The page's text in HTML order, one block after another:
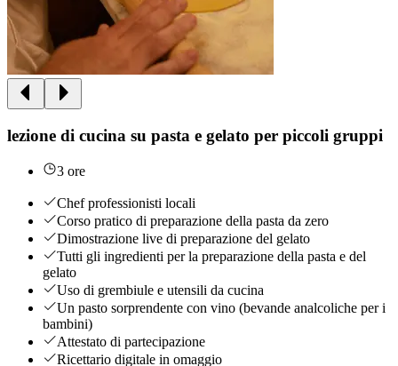
lezione di cucina su pasta e gelato per piccoli gruppi
3 ore
Chef professionisti locali
Corso pratico di preparazione della pasta da zero
Dimostrazione live di preparazione del gelato
Tutti gli ingredienti per la preparazione della pasta e del
gelato
Uso di grembiule e utensili da cucina
Un pasto sorprendente con vino (bevande analcoliche per i
bambini)
Attestato di partecipazione
Ricettario digitale in omaggio